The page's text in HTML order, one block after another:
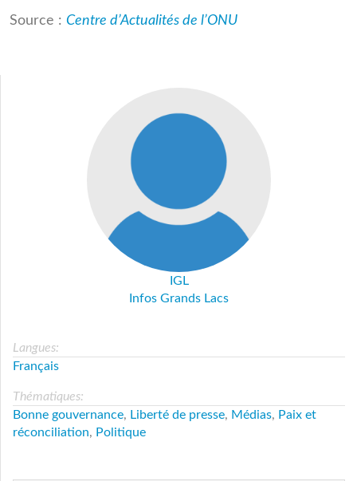
Source : Centre d’Actualités de l’ONU
IGL
Infos Grands Lacs
Langues:
Français
Thématiques:
Bonne gouvernance, Liberté de presse, Médias, Paix et
réconciliation, Politique